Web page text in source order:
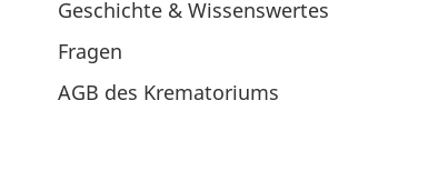
Geschichte & Wissenswertes
Fragen
AGB des Krematoriums